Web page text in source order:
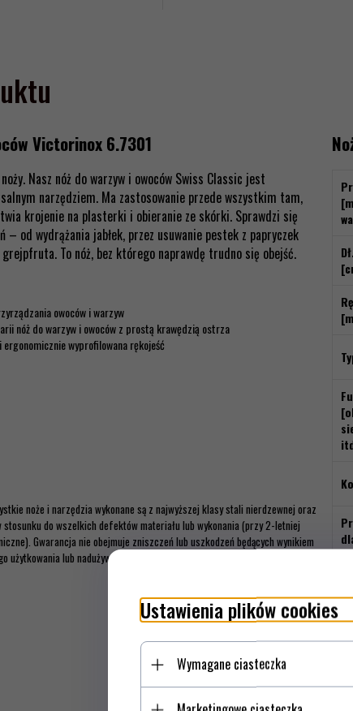
Victorinox 6.7301
Nasz nóż do warzyw i owoców Swiss Classic jest
narzędziem. Ma zastosowanie przede wszystkim tam,
krojenie na plasterki i obieranie ze skórki. Sprawdzi się
– od wydrążania jabłek, przez usuwanie pestek z papryczek
To nóż, bez którego naprawdę trudno się obejść.
owoców i warzyw
nóż do warzyw i owoców z prostą krawędzią ostrza
wyprofilowana rękojeść
noże i narzędzia wykonane są z najwyższej klasy stali nierdzewnej oraz
stosunku do wszelkich defektów materiału lub wykonania (przy 2-letniej
Gwarancja nie obejmuje zniszczeń lub uszkodzeń będących wynikiem
użytkowania lub nadużywania.
Ustawienia plików cookies
Wymagane ciasteczka